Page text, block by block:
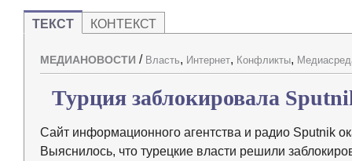
ТЕКСТ КОНТЕКСТ
МЕДИАНОВОСТИ / Власть, Интернет, Конфликты,
Турция заблокировала
Сайт информационного агентства и радио Sputnik
Выяснилось, что турецкие власти решили